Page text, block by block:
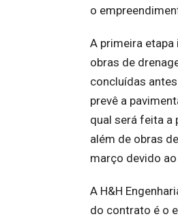
o
A primeira etapa
obras de
concluídas
prevê a
qual será feita a
além de obras
março devido
A H&H
do contrato é o